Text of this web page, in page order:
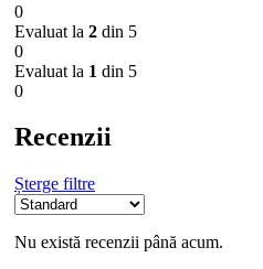
0
Evaluat la 2 din 5
0
Evaluat la 1 din 5
0
Recenzii
Șterge filtre
Nu există recenzii până acum.